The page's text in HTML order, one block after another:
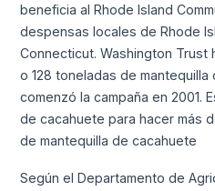
beneficia al Rhode Island
despensas locales de Rhode
Connecticut. Washington Trust
o 128 toneladas de
comenzó la campaña en 2001.
de cacahuete para hacer más
de mantequilla de cacahuete
Según el Departamento de